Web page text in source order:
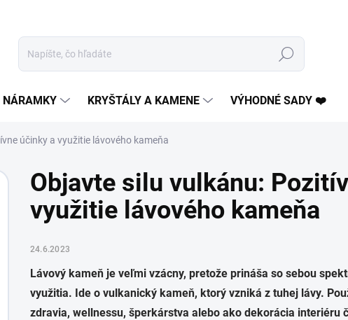
Hľadať
NÁRAMKY KRYŠTÁLY A KAMENE VÝHODNÉ SADY ❤️
účinky a využitie lávového kameňa
Objavte silu vulkánu:
využitie lávového kameňa
24.6.2023
Lávový kameň je veľmi vzácny, pretože prináša so sebou
využitia. Ide o vulkanický kameň, ktorý vzniká z tuhej lávy.
zdravia, wellnessu, šperkárstva alebo ako dekorácia interiéru